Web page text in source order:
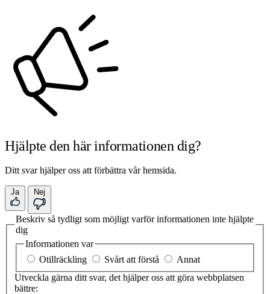
Hjälpte den här informationen dig?
Ditt svar hjälper oss att förbättra vår hemsida.
Ja Nej
Beskriv så tydligt som möjligt varför informationen inte hjälpte
dig
Informationen var
Otillräckling
Svårt att förstå
Annat
Utveckla gärna ditt svar, det hjälper oss att göra webbplatsen
bättre: